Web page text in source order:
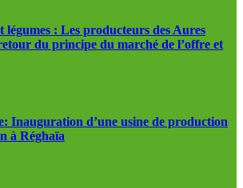
légumes : Les producteurs des Aures
du principe du marché de l’offre et
Inauguration d’une usine de production
à Réghaïa